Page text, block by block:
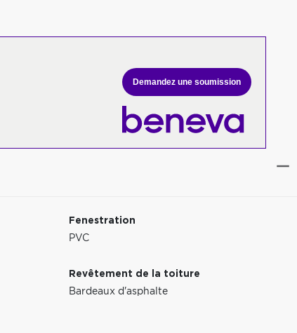
Demandez une soumission
Fenestration
PVC
Revêtement de la toiture
Bardeaux d'asphalte